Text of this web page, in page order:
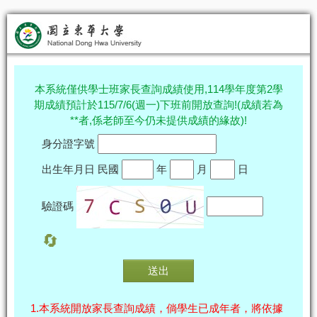
本系統僅供學士班家長查詢成績使用,114學年度第2學
期成績預計於115/7/6(週一)下班前開放查詢!(成績若為
**者,係老師至今仍未提供成績的緣故)!
身分證字號
出生年月日 民國 年 月 日
驗證碼
🔄
1.本系統開放家長查詢成績，倘學生已成年者，將依據